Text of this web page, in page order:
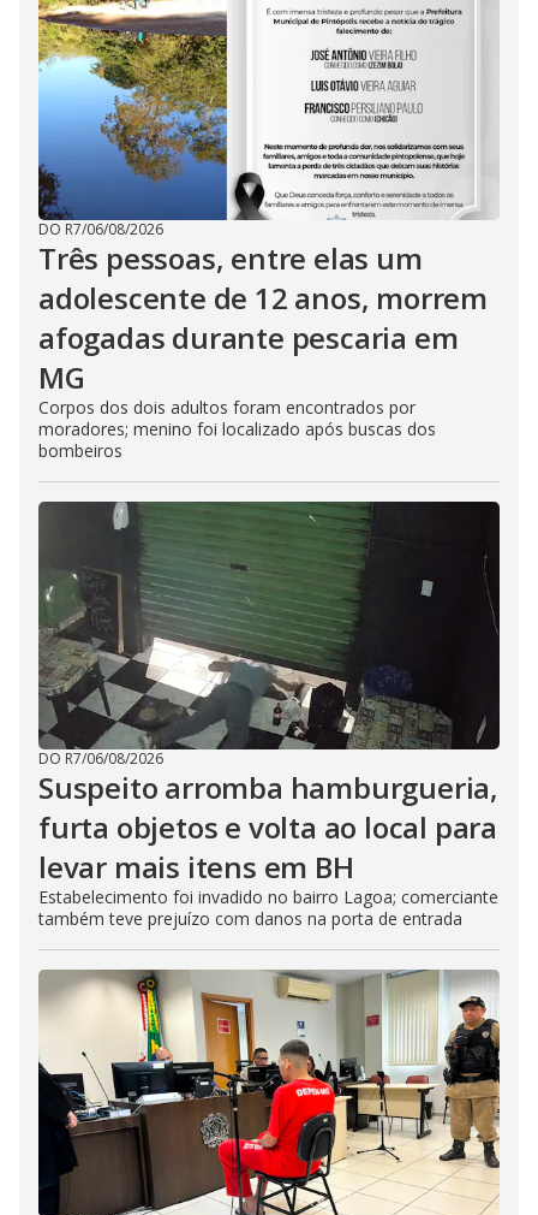
DO R7/06/08/2026
Três pessoas, entre elas um
adolescente de 12 anos, morrem
afogadas durante pescaria em
MG
Corpos dos dois adultos foram encontrados por
moradores; menino foi localizado após buscas dos
bombeiros
DO R7/06/08/2026
Suspeito arromba hamburgueria,
furta objetos e volta ao local para
levar mais itens em BH
Estabelecimento foi invadido no bairro Lagoa; comerciante
também teve prejuízo com danos na porta de entrada